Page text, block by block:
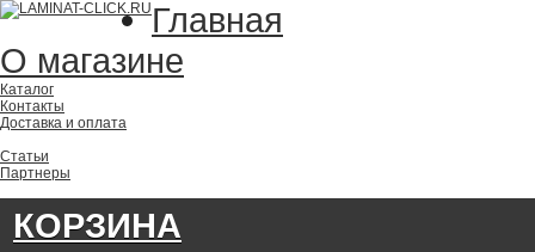
Главная
О магазине
Каталог
Контакты
Доставка и оплата
Статьи
Партнеры
КОРЗИНА